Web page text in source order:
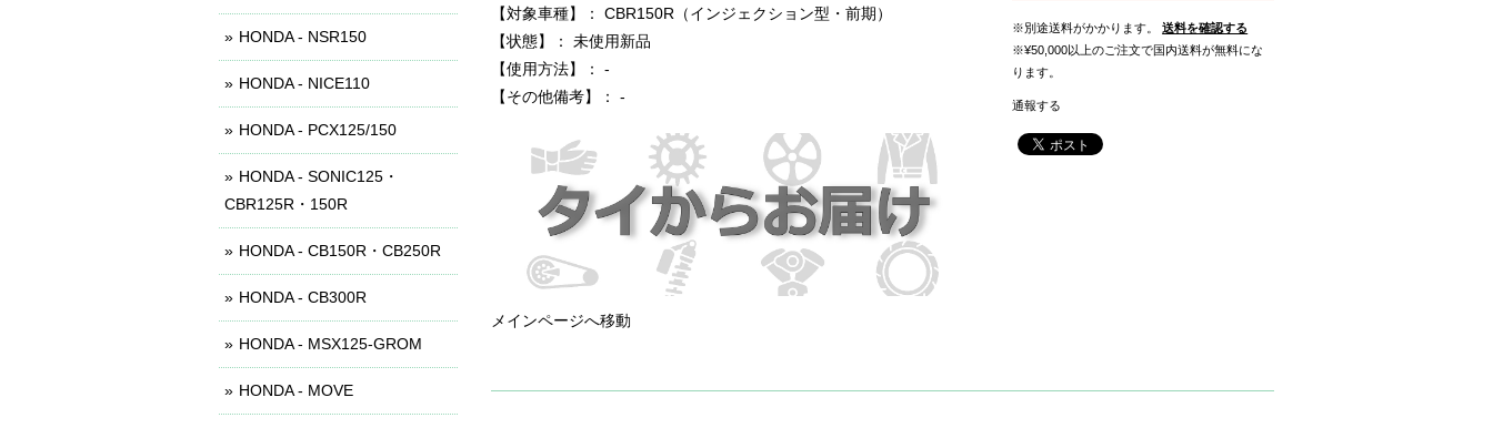
【対象車種】： CBR150R（インジェクション型・前期）
【状態】： 未使用新品
【使用方法】： -
【その他備考】： -
メインページへ移動
※別途送料がかかります。
送料を確認する
※¥50,000以上のご注文で国内送料が無料にな
ります。
通報する
HONDA - NSR150
HONDA - NICE110
HONDA - PCX125/150
HONDA - SONIC125・
CBR125R・150R
HONDA - CB150R・CB250R
HONDA - CB300R
HONDA - MSX125-GROM
HONDA - MOVE